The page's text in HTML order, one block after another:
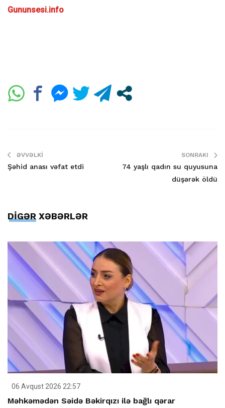
Gununsesi.info
ƏVVƏLKI
Şəhid anası vəfat etdi
SONRAKI
74 yaşlı qadın su quyusuna
düşərək öldü
DİGƏR XƏBƏRLƏR
06 Avqust 2026 22:57
Məhkəmədən Səidə Bəkirqızı ilə bağlı qərar